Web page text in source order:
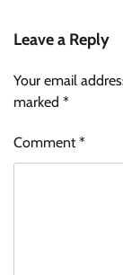
Leave a Reply
Your email
marked *
Comment*